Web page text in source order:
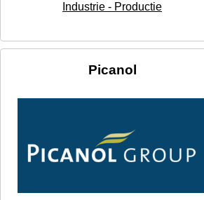
Industrie - Productie
Picanol